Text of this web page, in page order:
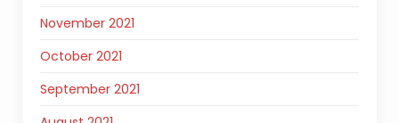
November 2021
October 2021
September 2021